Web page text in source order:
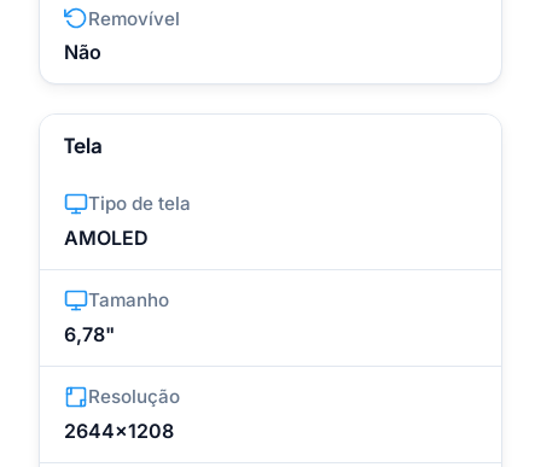
Removível
Não
Tela
Tipo de tela
AMOLED
Tamanho
6,78"
Resolução
2644x1208